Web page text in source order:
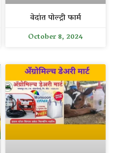
वेदांत पोल्ट्री फार्म
October 8, 2024